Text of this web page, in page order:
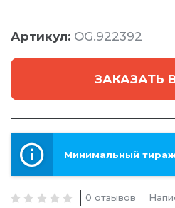
Артикул: OG.922392
ЗАКАЗАТЬ
Минимальный
0 отзывов